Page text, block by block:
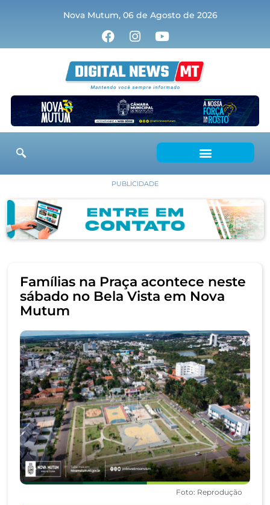
Nova Mutum, 06 de Agosto de 2026
PUBLICIDADE
Famílias na Praça acontece neste
sábado no Bela Vista em Nova
Mutum
Foto: Reprodução